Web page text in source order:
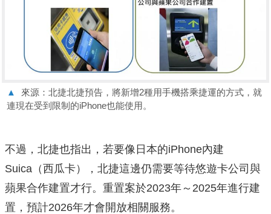
▲
來源：北捷北捷預告，將新增2種用手機搭乘捷運的方式，就
連現在受到限制的iPhone也能使用。
不過，北捷也指出，若要像日本的iPhone內建
Suica（西瓜卡），北捷這邊仍需要等待悠遊卡公司與
蘋果合作建置才行。重置案於2023年～2025年進行建
置，預計2026年才會開放相關服務。